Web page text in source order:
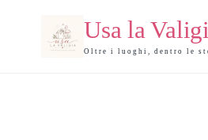
Usa la
Oltre i luoghi, dentro le